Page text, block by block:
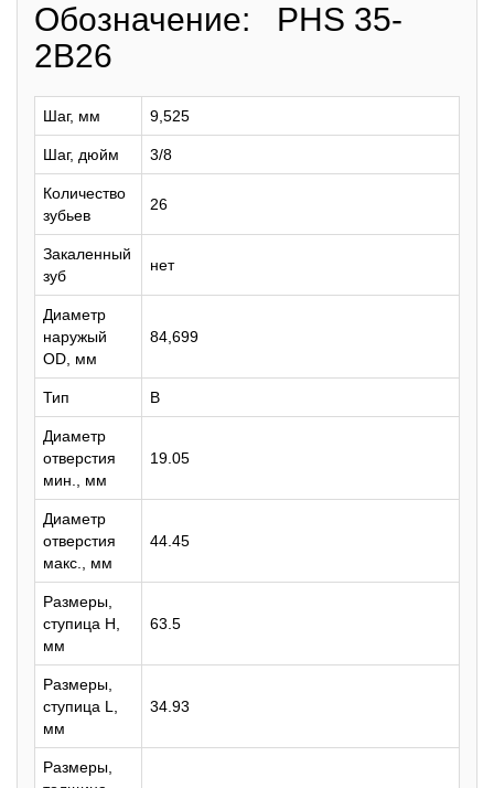
Обозначение: PHS 35-
2B26
Шаг, мм 9,525
Шаг, дюйм 3/8
Количество
зубьев
26
Закаленный
зуб
нет
Диаметр
наружый
OD, мм
84,699
Тип B
Диаметр
отверстия
мин., мм
19.05
Диаметр
отверстия
макс., мм
44.45
Размеры,
ступица H,
мм
63.5
Размеры,
ступица L,
мм
34.93
Размеры,